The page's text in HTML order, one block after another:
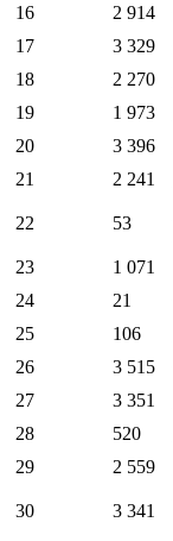
16
2 914
17
3 329
18
2 270
19
1 973
20
3 396
21
2 241
22 53
23 1 071
24
21
25
106
26
3 515
27
3 351
28
520
29
2 559
30 3 341